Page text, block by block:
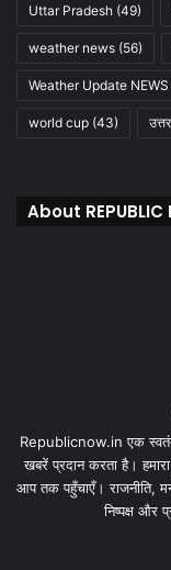
Uttar Pradesh (49)
weather news (56)
Weather Update NEWS
world cup (43)
About REPUBLIC
Republicnow.in एक
खबरें प्रदान करता है।
आप तक पहुँचाएँ। राजनीति,
निष्पक्ष और